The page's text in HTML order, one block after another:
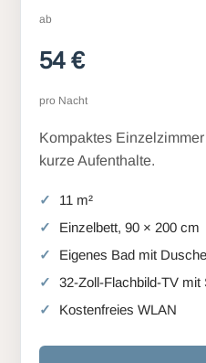
ab
54 €
pro Nacht
Kompaktes
kurze Aufenthalte.
11 m²
Einzelbett, 90 × 200 cm
Eigenes Bad mit
32-Zoll-Flachbild-TV mit
Kostenfreies WLAN